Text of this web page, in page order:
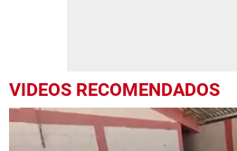
VIDEOS RECOMENDADOS